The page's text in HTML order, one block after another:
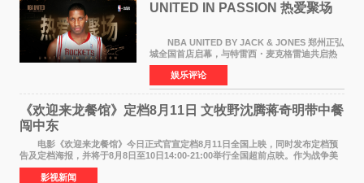
UNITED IN PASSION 热爱聚场
NBA UNITED BY JACK & JONES 郑州正弘
城全国首店启幕，与特雷西・麦克格雷迪共启热
爱 2026 年7 月21 日，
NBAUNITEDBYJACK&JONES 全国首店，于郑
州正弘城正式启幕。NBA 传奇球星
娱乐评论
《欢迎来龙餐馆》定档8月11日 文牧野沈腾蒋奇明带中餐
闯中东
电影《欢迎来龙餐馆》今日正式官宣定档8月11日全国上映，同时发布定档预
告及定档海报，并将于8月8日至10日14:00-21:00举行全国超前点映。作为战争美
食大片，影片讲述的是中国厨师徐福（沈腾
影视新闻